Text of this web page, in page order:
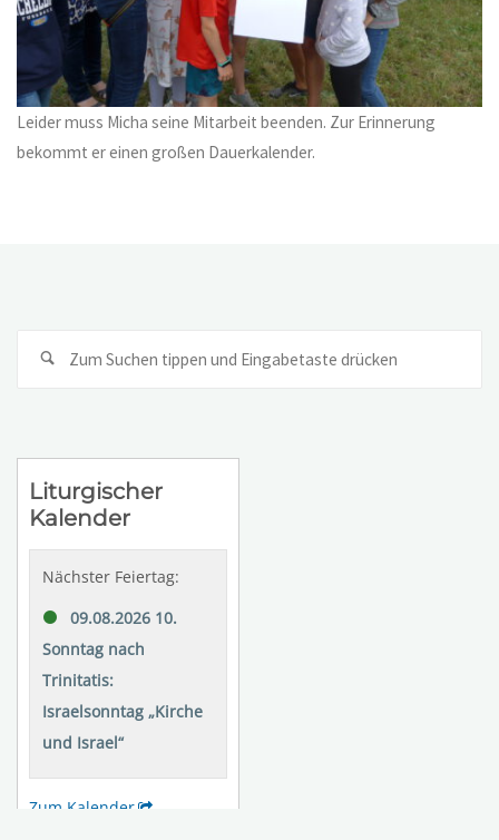
Leider muss Micha seine Mitarbeit beenden. Zur Erinnerung
bekommt er einen großen Dauerkalender.